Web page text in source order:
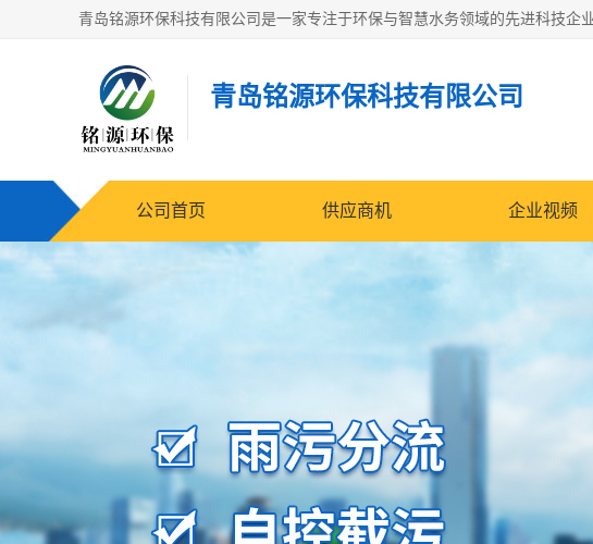
青岛铭源环保科技有限公司
公司首页 供应商机 企业视频